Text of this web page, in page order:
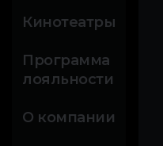
Кинотеатры
Программа
лояльности
О компании